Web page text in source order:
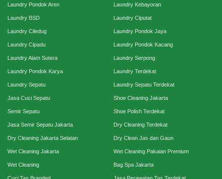
Laundry Pondok Aren Laundry Kebayoran
Laundry BSD Laundry Ciputat
Laundry Ciledug Laundry Pondok Jaya
Laundry Cipadu Laundry Pondok Kacang
Laundry Alam Sutera Laundry Serpong
Laundry Pondok Karya Laundry Terdekat
Laundry Sepatu Laundry Sepatu Terdekat
Jasa Cuci Sepatu Shoe Cleaning Jakarta
Semir Sepatu Shoe Polish Terdekat
Jasa Semir Sepatu Jakarta Dry Cleaning Terdekat
Dry Cleaning Jakarta Selatan Dry Clean Jas dan Gaun
Wet Cleaning Jakarta Wet Cleaning Pakaian Premium
Wet Cleaning Bag Spa Jakarta